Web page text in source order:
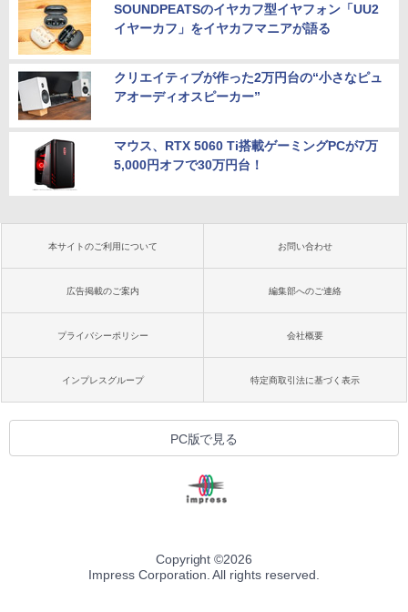
SOUNDPEATSのイヤカフ型イヤフォン「UU2
イヤーカフ」をイヤカフマニアが語る
クリエイティブが作った2万円台の“小さなピュ
アオーディオスピーカー”
マウス、RTX 5060 Ti搭載ゲーミングPCが7万
5,000円オフで30万円台！
本サイトのご利用について お問い合わせ
広告掲載のご案内 編集部へのご連絡
プライバシーポリシー 会社概要
インプレスグループ 特定商取引法に基づく表示
PC版で見る
Copyright ©2026
Impress Corporation. All rights reserved.